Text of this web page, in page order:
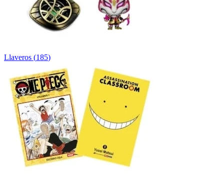
Llaveros (185)